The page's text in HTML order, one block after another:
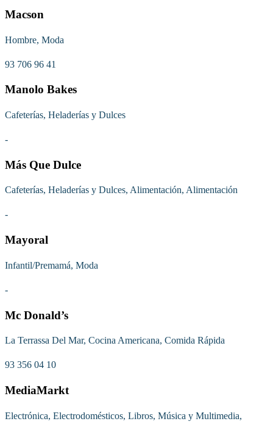
Macson
Hombre, Moda
93 706 96 41
Manolo Bakes
Cafeterías, Heladerías y Dulces
-
Más Que Dulce
Cafeterías, Heladerías y Dulces, Alimentación, Alimentación
-
Mayoral
Infantil/Premamá, Moda
-
Mc Donald’s
La Terrassa Del Mar, Cocina Americana, Comida Rápida
93 356 04 10
MediaMarkt
Electrónica, Electrodomésticos, Libros, Música y Multimedia,